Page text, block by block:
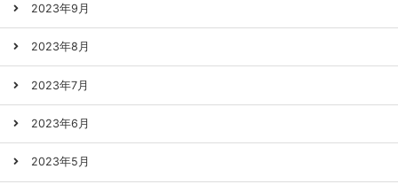
2023年9月
2023年8月
2023年7月
2023年6月
2023年5月